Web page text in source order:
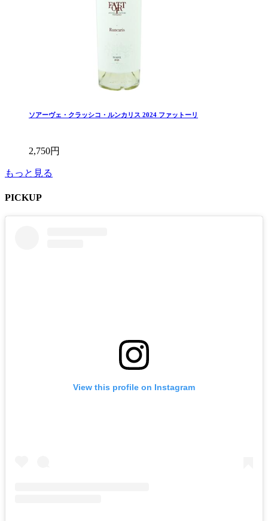
ソアーヴェ・クラッシコ・ルンカリス 2024 ファットーリ
2,750円
もっと見る
PICKUP
View this profile on Instagram